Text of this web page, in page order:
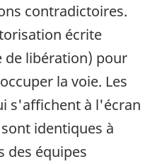
contradictoires.
écrite
de libération) pour
la voie. Les
s'affichent à l'écran
identiques à
des équipes